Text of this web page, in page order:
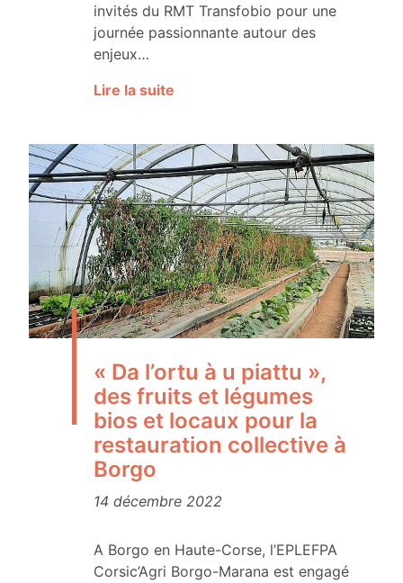
invités du RMT Transfobio pour une
journée passionnante autour des
enjeux…
Lire la suite
« Da l’ortu à u piattu »,
des fruits et légumes
bios et locaux pour la
restauration collective à
Borgo
14 décembre 2022
A Borgo en Haute-Corse, l’EPLEFPA
Corsic’Agri Borgo-Marana est engagé